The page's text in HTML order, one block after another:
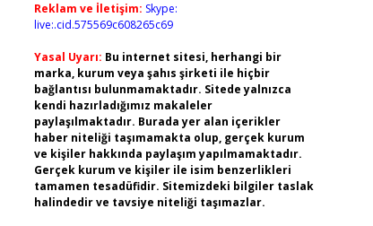
Reklam ve İletişim: Skype:
live:.cid.575569c608265c69
Yasal Uyarı: Bu internet sitesi, herhangi bir
marka, kurum veya şahıs şirketi ile hiçbir
bağlantısı bulunmamaktadır. Sitede yalnızca
kendi hazırladığımız makaleler
paylaşılmaktadır. Burada yer alan içerikler
haber niteliği taşımamakta olup, gerçek kurum
ve kişiler hakkında paylaşım yapılmamaktadır.
Gerçek kurum ve kişiler ile isim benzerlikleri
tamamen tesadüfidir. Sitemizdeki bilgiler taslak
halindedir ve tavsiye niteliği taşımazlar.